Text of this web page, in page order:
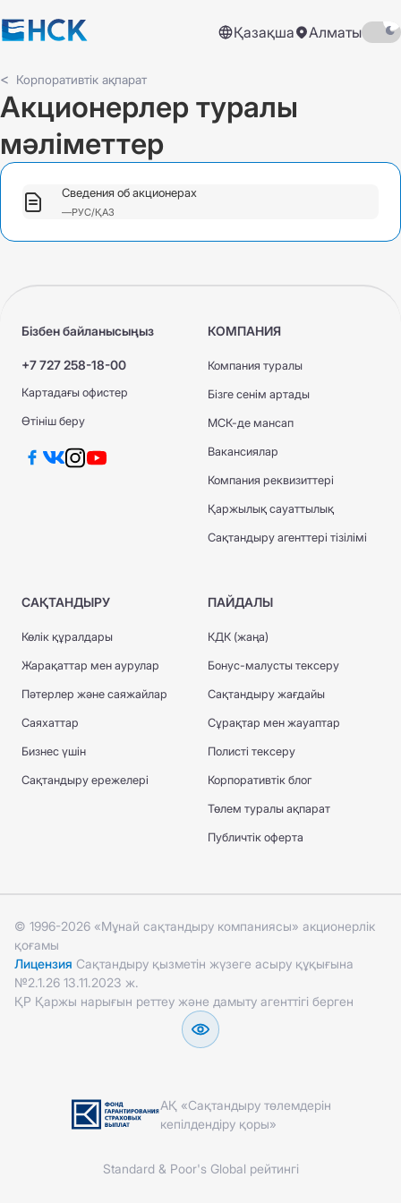
Қазақша Алматы
Корпоративтік ақпарат
Акционерлер туралы
мәліметтер
Сведения об акционерах
—РУС/ҚАЗ
Бізбен байланысыңыз
+7 727 258-18-00
Картадағы офистер
Өтініш беру
КОМПАНИЯ
Компания туралы
Бізге сенім артады
МСК-де мансап
Вакансиялар
Компания реквизиттері
Қаржылық сауаттылық
Сақтандыру агенттері тізілімі
САҚТАНДЫРУ
Көлік құралдары
Жарақаттар мен аурулар
Пәтерлер және саяжайлар
Саяхаттар
Бизнес үшін
Сақтандыру ережелері
ПАЙДАЛЫ
КДК (жаңа)
Бонус-малусты тексеру
Сақтандыру жағдайы
Сұрақтар мен жауаптар
Полисті тексеру
Корпоративтік блог
Төлем туралы ақпарат
Публичтік оферта
© 1996-2026 «Мұнай сақтандыру компаниясы» акционерлік
қоғамы
Лицензия Сақтандыру қызметін жүзеге асыру құқығына
№2.1.26 13.11.2023 ж.
ҚР Қаржы нарығын реттеу және дамыту агенттігі берген
АҚ «Сақтандыру төлемдерін
кепілдендіру қоры»
Standard & Poor's Global рейтингі